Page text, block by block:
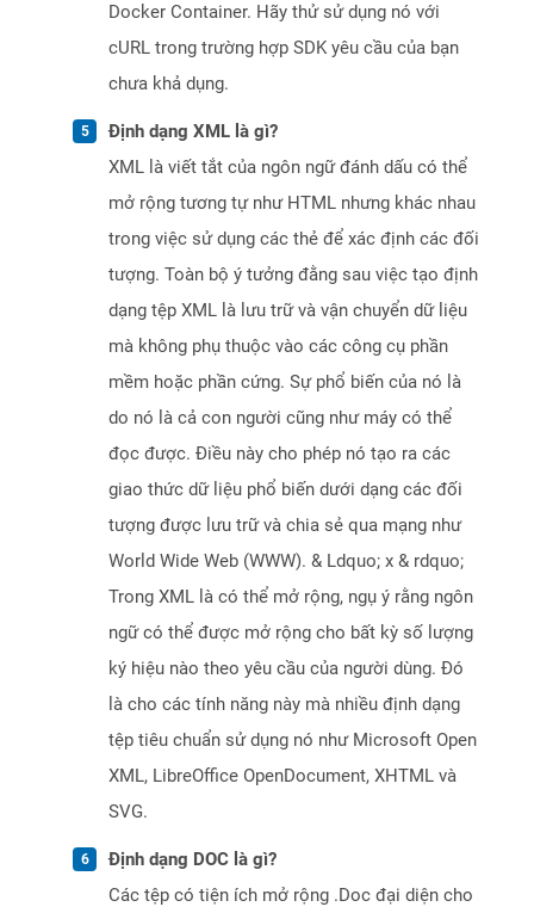
Docker Container. Hãy thử sử dụng nó với
cURL trong trường hợp SDK yêu cầu của bạn
chưa khả dụng.
Định dạng XML là gì?
XML là viết tắt của ngôn ngữ đánh dấu có thể
mở rộng tương tự như HTML nhưng khác nhau
trong việc sử dụng các thẻ để xác định các đối
tượng. Toàn bộ ý tưởng đằng sau việc tạo định
dạng tệp XML là lưu trữ và vận chuyển dữ liệu
mà không phụ thuộc vào các công cụ phần
mềm hoặc phần cứng. Sự phổ biến của nó là
do nó là cả con người cũng như máy có thể
đọc được. Điều này cho phép nó tạo ra các
giao thức dữ liệu phổ biến dưới dạng các đối
tượng được lưu trữ và chia sẻ qua mạng như
World Wide Web (WWW). & Ldquo; x & rdquo;
Trong XML là có thể mở rộng, ngụ ý rằng ngôn
ngữ có thể được mở rộng cho bất kỳ số lượng
ký hiệu nào theo yêu cầu của người dùng. Đó
là cho các tính năng này mà nhiều định dạng
tệp tiêu chuẩn sử dụng nó như Microsoft Open
XML, LibreOffice OpenDocument, XHTML và
SVG.
Định dạng DOC là gì?
Các tệp có tiện ích mở rộng .Doc đại diện cho